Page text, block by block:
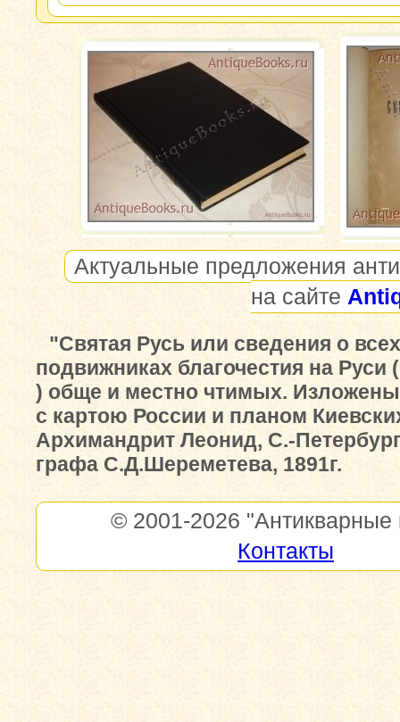
Актуальные предложения
на сайте
"Святая Русь или сведения о
подвижниках благочестия на Руси
) обще и местно чтимых. Изложены
с картою России и планом
Архимандрит Леонид, С.-
графа С.Д.Шереметева, 1891г.
© 2001-2026 "Антикварные
Контакты